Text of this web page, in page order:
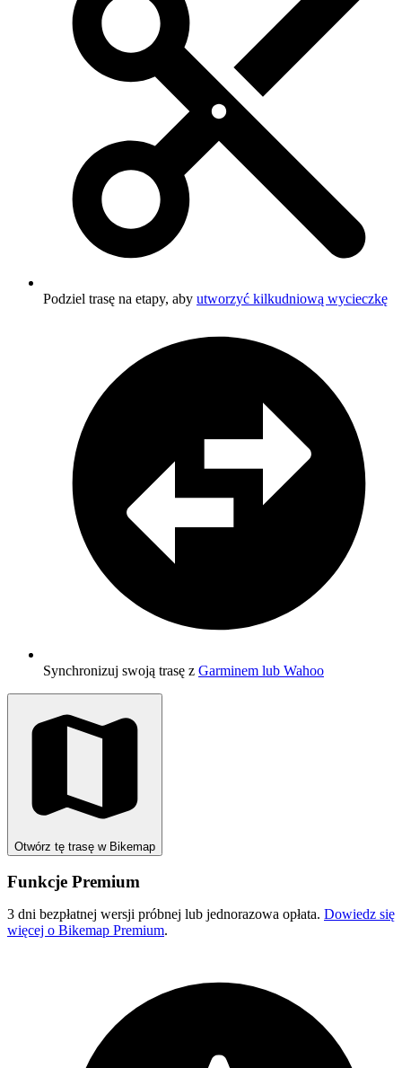
Podziel trasę na etapy, aby utworzyć kilkudniową wycieczkę
Synchronizuj swoją trasę z Garminem lub Wahoo
Otwórz tę trasę w Bikemap
Funkcje Premium
3 dni bezpłatnej wersji próbnej lub jednorazowa opłata. Dowiedz się
więcej o Bikemap Premium.